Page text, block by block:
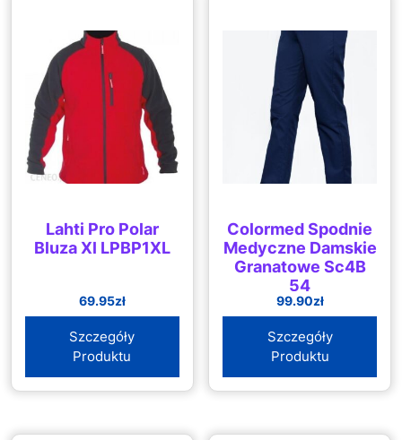
Lahti Pro Polar
Bluza Xl LPBP1XL
69.95zł
Szczegóły
Produktu
Colormed Spodnie
Medyczne Damskie
Granatowe Sc4B
54
99.90zł
Szczegóły
Produktu